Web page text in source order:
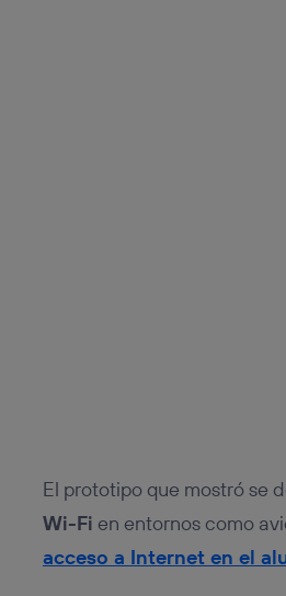
El prototipo que mostró se
Wi-Fi en entornos como
acceso a Internet en el